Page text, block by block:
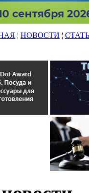
¦ НОВОСТИ ¦